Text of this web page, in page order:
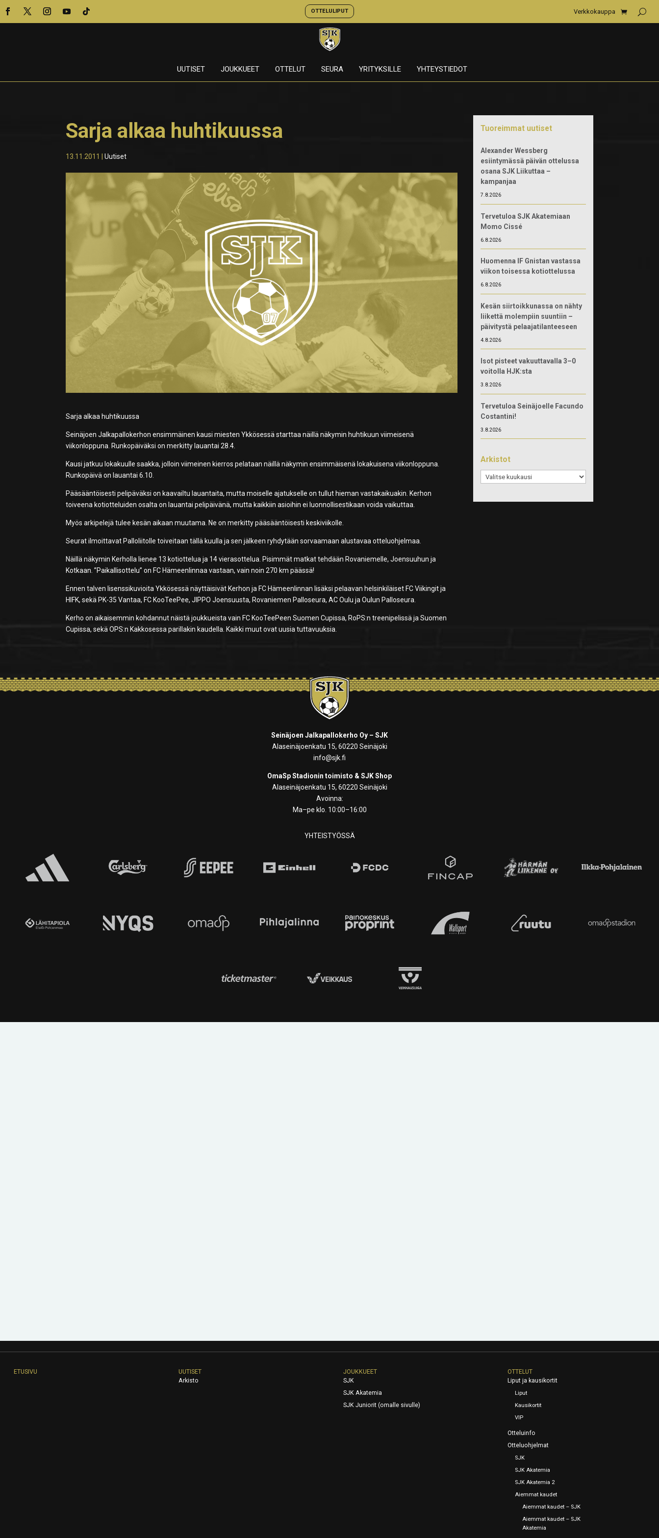
OTTELULIPUT Verkkokauppa
UUTISET JOUKKUEET OTTELUT SEURA YRITYKSILLE YHTEYSTIEDOT
Sarja alkaa huhtikuussa
13.11.2011 |Uutiset
Sarja alkaa huhtikuussa
Seinäjoen Jalkapallokerhon ensimmäinen kausi miesten Ykkösessä starttaa näillä näkymin huhtikuun viimeisenä
viikonloppuna. Runkopäiväksi on merkitty lauantai 28.4.
Kausi jatkuu lokakuulle saakka, jolloin viimeinen kierros pelataan näillä näkymin ensimmäisenä lokakuisena viikonloppuna.
Runkopäivä on lauantai 6.10.
Pääsääntöisesti pelipäväksi on kaavailtu lauantaita, mutta moiselle ajatukselle on tullut hieman vastakaikuakin. Kerhon
toiveena kotiotteluiden osalta on lauantai pelipäivänä, mutta kaikkiin asioihin ei luonnollisestikaan voida vaikuttaa.
Myös arkipelejä tulee kesän aikaan muutama. Ne on merkitty pääsääntöisesti keskiviikolle.
Seurat ilmoittavat Palloliitolle toiveitaan tällä kuulla ja sen jälkeen ryhdytään sorvaamaan alustavaa otteluohjelmaa.
Näillä näkymin Kerholla lienee 13 kotiottelua ja 14 vierasottelua. Pisimmät matkat tehdään Rovaniemelle, Joensuuhun ja
Kotkaan. ”Paikallisottelu” on FC Hämeenlinnaa vastaan, vain noin 270 km päässä!
Ennen talven lisenssikuvioita Ykkösessä näyttäisivät Kerhon ja FC Hämeenlinnan lisäksi pelaavan helsinkiläiset FC Viikingit ja
HIFK, sekä PK-35 Vantaa, FC KooTeePee, JIPPO Joensuusta, Rovaniemen Palloseura, AC Oulu ja Oulun Palloseura.
Kerho on aikaisemmin kohdannut näistä joukkueista vain FC KooTeePeen Suomen Cupissa, RoPS:n treenipelissä ja Suomen
Cupissa, sekä OPS:n Kakkosessa parillakin kaudella. Kaikki muut ovat uusia tuttavuuksia.
Tuoreimmat uutiset
Alexander Wessberg
esiintymässä päivän ottelussa
osana SJK Liikuttaa –
kampanjaa
7.8.2026
Tervetuloa SJK Akatemiaan
Momo Cissé
6.8.2026
Huomenna IF Gnistan vastassa
viikon toisessa kotiottelussa
6.8.2026
Kesän siirtoikkunassa on nähty
liikettä molempiin suuntiin –
päivitystä pelaajatilanteeseen
4.8.2026
Isot pisteet vakuuttavalla 3–0
voitolla HJK:sta
3.8.2026
Tervetuloa Seinäjoelle Facundo
Costantini!
3.8.2026
Arkistot
Arkistot
Seinäjoen Jalkapallokerho Oy – SJK
Alaseinäjoenkatu 15, 60220 Seinäjoki
info@sjk.fi
OmaSp Stadionin toimisto & SJK Shop
Alaseinäjoenkatu 15, 60220 Seinäjoki
Avoinna:
Ma–pe klo. 10:00–16:00
YHTEISTYÖSSÄ
ETUSIVU
UUTISET
Arkisto
JOUKKUEET
SJK
SJK Akatemia
SJK Juniorit (omalle sivulle)
OTTELUT
Liput ja kausikortit
Liput
Kausikortit
VIP
Otteluinfo
Otteluohjelmat
SJK
SJK Akatemia
SJK Akatemia 2
Aiemmat kaudet
Aiemmat kaudet – SJK
Aiemmat kaudet – SJK
Akatemia